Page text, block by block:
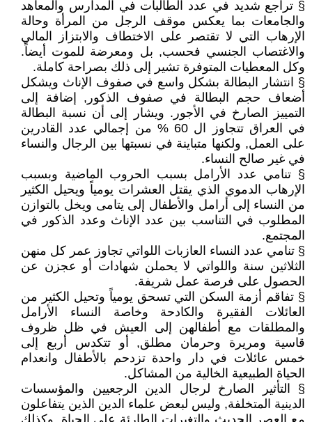
§ تراجع شديد في عدد الطالبات في المدارس والمعاهد
والجامعات بما يعكس موقف الرجل من المرأة وحالة
الإرهاب التي لا تقتصر على الاختطاف والابتزاز المالي
والاغتصاب الجنسي فحسب, بل ومعرضة للموت أيضاً.
وكل المعطيات المتوفرة تشير إلى ذلك بصراحة كاملة.
§ انتشار البطالة بشكل واسع في صفوف الإناث ويشكل
أضعاف حجم البطالة في صفوف الذكور, إضافة إلى
التمييز الصارخ في الأجور. ويشار إلى أن نسبة البطالة
في العراق تتجاوز ال 60 % من إجمالي عدد القادرين
على العمل, ولكنها متباينة في نسبتها بين الرجال والنساء
في غير صالح النساء.
§ تنامي عدد الأرامل بسبب الحروب الماضية وبسبب
الإرهاب الدموي الذي يقتل العشرات يومياً ويحيل الكثير
من النساء إلى أرامل والأطفال إلى يتامى ويخل بالتوازن
المطلوب في التناسب بين عدد الإناث وعدد الذكور في
المجتمع.
§ تنامي عدد النساء العازبات اللواتي تجاوز عمر كل منهن
الثلاثين سنة واللواتي لا يحملن شهادات أو عجزن عن
الحصول على فرصة عمل شريفة.
§ تفاقم أزمة السكن التي تسحق يومياً وتحيل الكثير من
العائلات الفقيرة والكادحة وخاصة النساء الأرامل
والمطلقات مع أطفالهن إلى العيش في ظل ظروف
قاسية ومريرة وحرمان مطلق, أو تتكدس أربع إلى
خمس عائلات في دار واحدة تزدحم بالأطفال وانعدام
الحياة الطبيعية الخالية من المشاكل.
§ التأثير الصارخ لرجال الدين الرجعيين والمؤسسات
الدينية المتخلفة, وليس لبعض علماء الدين الذين يتفاعلون